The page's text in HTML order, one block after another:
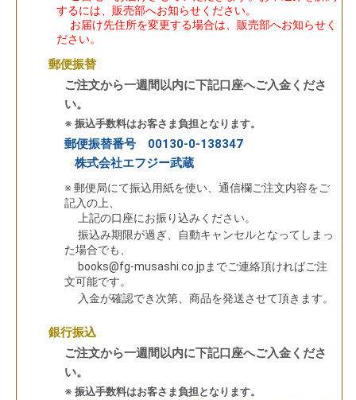
するには、販売部へお知らせください。
お届け先住所を変更する場合は、販売部へお知らせく
ださい。
郵便振替
ご注文から一週間以内に下記口座へご入金くださ
い。
※ 振込手数料はお客さま負担となります。
郵便振替番号 00130-0-138347
株式会社エフジー武蔵
※ 郵便局にて振込用紙を使い、通信欄ご注文内容をご
記入の上、
上記の口座にお振り込みください。
振込み期限が過ぎ、自動キャンセルとなってしまっ
た場合でも、
books@fg-musashi.co.jpまでご連絡頂ければご注
文可能です。
入金が確認でき次第、商品を発送させて頂きます。
銀行振込
ご注文から一週間以内に下記口座へご入金くださ
い。
※ 振込手数料はお客さま負担となります。